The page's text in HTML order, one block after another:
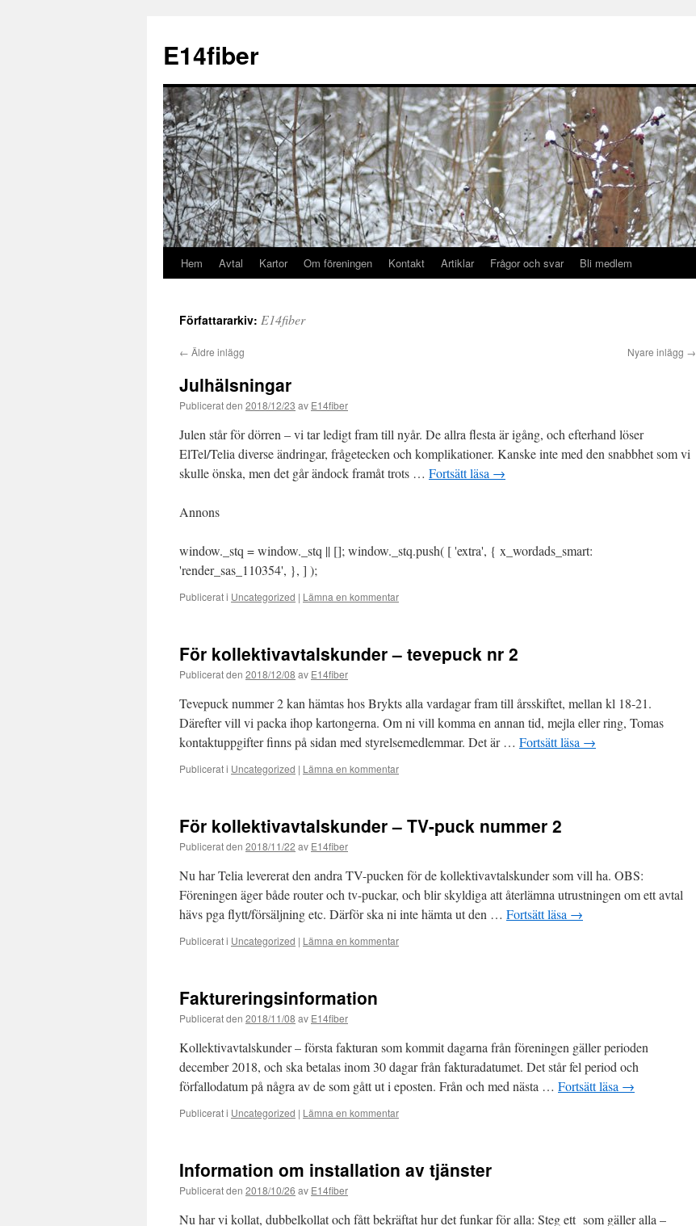
E14fiber
Hem Avtal Kartor Om föreningen Kontakt Artiklar Frågor och svar Bli medlem
Författararkiv: E14fiber
← Äldre inlägg Nyare inlägg →
Julhälsningar
Publicerat den 2018/12/23 av E14fiber
Julen står för dörren – vi tar ledigt fram till nyår. De allra flesta är igång, och efterhand löser
ElTel/Telia diverse ändringar, frågetecken och komplikationer. Kanske inte med den snabbhet som vi
skulle önska, men det går ändock framåt trots … Fortsätt läsa →
Annons
window._stq = window._stq || []; window._stq.push( [ 'extra', { x_wordads_smart:
'render_sas_110354', }, ] );
Publicerat i Uncategorized | Lämna en kommentar
För kollektivavtalskunder – tevepuck nr 2
Publicerat den 2018/12/08 av E14fiber
Tevepuck nummer 2 kan hämtas hos Brykts alla vardagar fram till årsskiftet, mellan kl 18-21.
Därefter vill vi packa ihop kartongerna. Om ni vill komma en annan tid, mejla eller ring, Tomas
kontaktuppgifter finns på sidan med styrelsemedlemmar. Det är … Fortsätt läsa →
Publicerat i Uncategorized | Lämna en kommentar
För kollektivavtalskunder – TV-puck nummer 2
Publicerat den 2018/11/22 av E14fiber
Nu har Telia levererat den andra TV-pucken för de kollektivavtalskunder som vill ha. OBS:
Föreningen äger både router och tv-puckar, och blir skyldiga att återlämna utrustningen om ett avtal
hävs pga flytt/försäljning etc. Därför ska ni inte hämta ut den … Fortsätt läsa →
Publicerat i Uncategorized | Lämna en kommentar
Faktureringsinformation
Publicerat den 2018/11/08 av E14fiber
Kollektivavtalskunder – första fakturan som kommit dagarna från föreningen gäller perioden
december 2018, och ska betalas inom 30 dagar från fakturadatumet. Det står fel period och
förfallodatum på några av de som gått ut i eposten. Från och med nästa … Fortsätt läsa →
Publicerat i Uncategorized | Lämna en kommentar
Information om installation av tjänster
Publicerat den 2018/10/26 av E14fiber
Nu har vi kollat, dubbelkollat och fått bekräftat hur det funkar för alla: Steg ett som gäller alla –